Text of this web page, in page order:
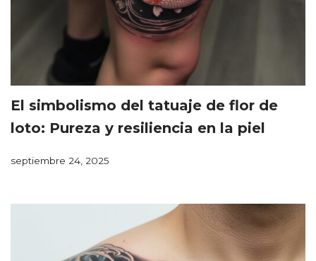
El simbolismo del tatuaje de flor de
loto: Pureza y resiliencia en la piel
septiembre 24, 2025